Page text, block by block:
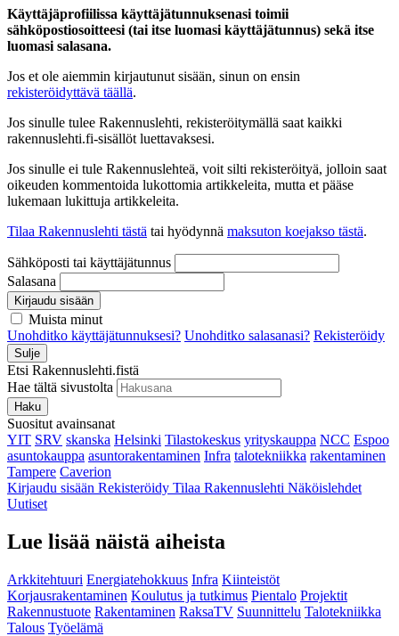
Käyttäjäprofiilissa käyttäjätunnuksenasi toimii
sähköpostiosoitteesi (tai itse luomasi käyttäjätunnus) sekä itse
luomasi salasana.
Jos et ole aiemmin kirjautunut sisään, sinun on ensin
rekisteröidyttävä täällä.
Jos sinulle tulee Rakennuslehti, rekisteröitymällä saat kaikki
rakennuslehti.fi-sisällöt luettavaksesi.
Jos sinulle ei tule Rakennuslehteä, voit silti rekisteröityä, jolloin saat
oikeuden kommentoida lukottomia artikkeleita, mutta et pääse
lukemaan lukittuja artikkeleita.
Tilaa Rakennuslehti tästä tai hyödynnä maksuton koejakso tästä.
Sähköposti tai käyttäjätunnus
Salasana
Kirjaudu sisään
Muista minut
Unohditko käyttäjätunnuksesi? Unohditko salasanasi? Rekisteröidy
Sulje
Etsi Rakennuslehti.fistä
Hae tältä sivustolta
Haku
Suositut avainsanat
YIT SRV skanska Helsinki Tilastokeskus yrityskauppa NCC Espoo
asuntokauppa asuntorakentaminen Infra talotekniikka rakentaminen
Tampere Caverion
Kirjaudu sisään Rekisteröidy Tilaa Rakennuslehti Näköislehdet
Uutiset
Lue lisää näistä aiheista
Arkkitehtuuri Energiatehokkuus Infra Kiinteistöt
Korjausrakentaminen Koulutus ja tutkimus Pientalo Projektit
Rakennustuote Rakentaminen RaksaTV Suunnittelu Talotekniikka
Talous Työelämä